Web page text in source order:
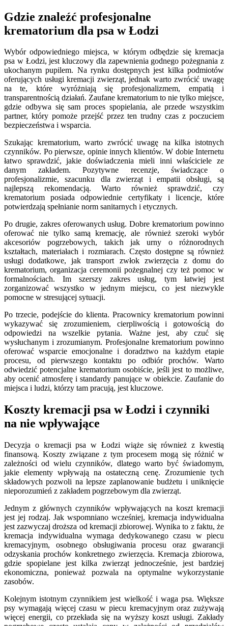
Gdzie znaleźć profesjonalne
krematorium dla psa w Łodzi
Wybór odpowiedniego miejsca, w którym odbędzie się kremacja
psa w Łodzi, jest kluczowy dla zapewnienia godnego pożegnania z
ukochanym pupilem. Na rynku dostępnych jest kilka podmiotów
oferujących usługi kremacji zwierząt, jednak warto zwrócić uwagę
na te, które wyróżniają się profesjonalizmem, empatią i
transparentnością działań. Zaufane krematorium to nie tylko miejsce,
gdzie odbywa się sam proces spopielania, ale przede wszystkim
partner, który pomoże przejść przez ten trudny czas z poczuciem
bezpieczeństwa i wsparcia.
Szukając krematorium, warto zwrócić uwagę na kilka istotnych
czynników. Po pierwsze, opinie innych klientów. W dobie Internetu
łatwo sprawdzić, jakie doświadczenia mieli inni właściciele ze
danym zakładem. Pozytywne recenzje, świadczące o
profesjonalizmie, szacunku dla zwierząt i empatii obsługi, są
najlepszą rekomendacją. Warto również sprawdzić, czy
krematorium posiada odpowiednie certyfikaty i licencje, które
potwierdzają spełnianie norm sanitarnych i etycznych.
Po drugie, zakres oferowanych usług. Dobre krematorium powinno
oferować nie tylko samą kremację, ale również szeroki wybór
akcesoriów pogrzebowych, takich jak urny o różnorodnych
kształtach, materiałach i rozmiarach. Często dostępne są również
usługi dodatkowe, jak transport zwłok zwierzęcia z domu do
krematorium, organizacja ceremonii pożegnalnej czy też pomoc w
formalnościach. Im szerszy zakres usług, tym łatwiej jest
zorganizować wszystko w jednym miejscu, co jest niezwykle
pomocne w stresującej sytuacji.
Po trzecie, podejście do klienta. Pracownicy krematorium powinni
wykazywać się zrozumieniem, cierpliwością i gotowością do
odpowiedzi na wszelkie pytania. Ważne jest, aby czuć się
wysłuchanym i zrozumianym. Profesjonalne krematorium powinno
oferować wsparcie emocjonalne i doradztwo na każdym etapie
procesu, od pierwszego kontaktu po odbiór prochów. Warto
odwiedzić potencjalne krematorium osobiście, jeśli jest to możliwe,
aby ocenić atmosferę i standardy panujące w obiekcie. Zaufanie do
miejsca i ludzi, którzy tam pracują, jest kluczowe.
Koszty kremacji psa w Łodzi i czynniki
na nie wpływające
Decyzja o kremacji psa w Łodzi wiąże się również z kwestią
finansową. Koszty związane z tym procesem mogą się różnić w
zależności od wielu czynników, dlatego warto być świadomym,
jakie elementy wpływają na ostateczną cenę. Zrozumienie tych
składowych pozwoli na lepsze zaplanowanie budżetu i uniknięcie
nieporozumień z zakładem pogrzebowym dla zwierząt.
Jednym z głównych czynników wpływających na koszt kremacji
jest jej rodzaj. Jak wspomniano wcześniej, kremacja indywidualna
jest zazwyczaj droższa od kremacji zbiorowej. Wynika to z faktu, że
kremacja indywidualna wymaga dedykowanego czasu w piecu
kremacyjnym, osobnego obsługiwania procesu oraz gwarancji
odzyskania prochów konkretnego zwierzęcia. Kremacja zbiorowa,
gdzie spopielane jest kilka zwierząt jednocześnie, jest bardziej
ekonomiczna, ponieważ pozwala na optymalne wykorzystanie
zasobów.
Kolejnym istotnym czynnikiem jest wielkość i waga psa. Większe
psy wymagają więcej czasu w piecu kremacyjnym oraz zużywają
więcej energii, co przekłada się na wyższy koszt usługi. Zakłady